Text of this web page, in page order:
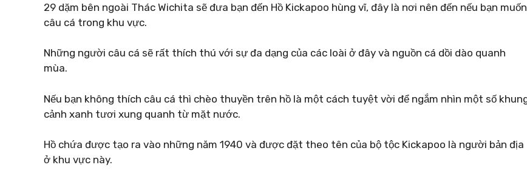
29 dặm bên ngoài Thác Wichita sẽ đưa bạn đến Hồ Kickapoo hùng vĩ, đây là nơi nên đến nếu bạn muốn
câu cá trong khu vực.
Những người câu cá sẽ rất thích thú với sự đa dạng của các loài ở đây và nguồn cá dồi dào quanh
mùa.
Nếu bạn không thích câu cá thì chèo thuyền trên hồ là một cách tuyệt vời để ngắm nhìn một số
cảnh xanh tươi xung quanh từ mặt nước.
Hồ chứa được tạo ra vào những năm 1940 và được đặt theo tên của bộ tộc Kickapoo là người bản địa
ở khu vực này.